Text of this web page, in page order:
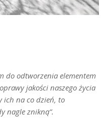
do odtworzenia elementem
jakości naszego życia
ich na co dzień, to
nagle znikną”.